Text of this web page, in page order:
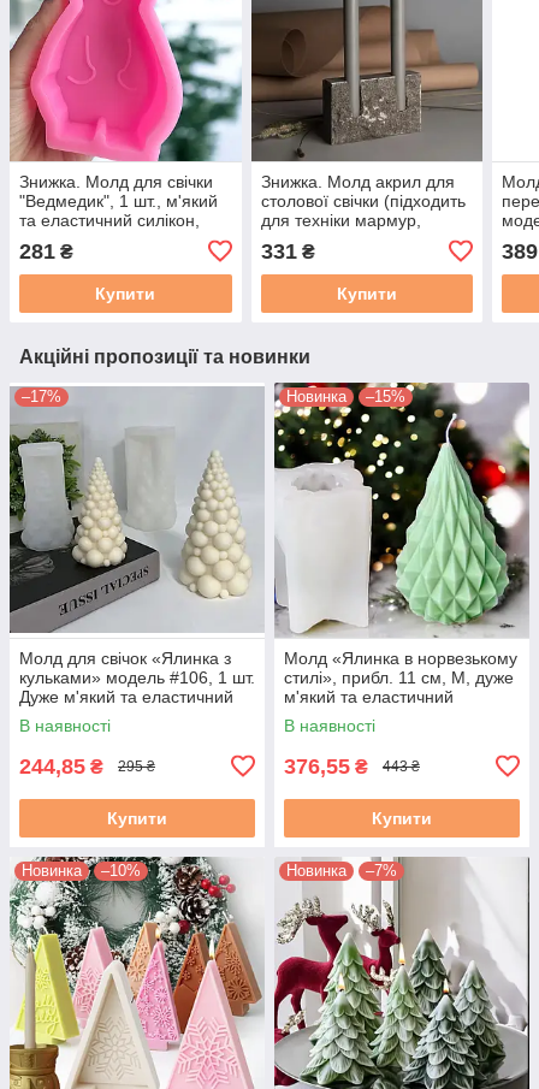
Знижка. Молд для свічки
"Ведмедик", 1 шт., м'який
та еластичний силікон,
281 ₴
Купити
Знижка. Молд акрил для
столової свічки (підходить
для техніки мармур,
331₴
Купити
389
Акційні пропозиції та новинки
–17%
Молд для свічок «Ялинка з
кульками» модель #106, 1 шт.
Дуже м'який та еластичний
силікон
В наявності
244,85 ₴ 295 ₴
Купити
Новинка –15%
Молд «Ялинка в норвезькому
стилі», прибл. 11 см, М, дуже
м'який та еластичний
силікон, 1 шт.
В наявності
376,55 ₴ 443 ₴
Купити
Новинка –10% Новинка –7%